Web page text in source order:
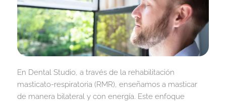
En Dental Studio, a través de la rehabilitación
masticato-respiratoria (RMR), enseñamos a masticar
de manera bilateral y con energía. Este enfoque